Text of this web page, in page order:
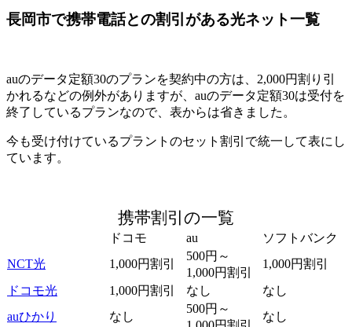
長岡市で携帯電話との割引がある光ネット一覧
auのデータ定額30のプランを契約中の方は、2,000円割り引
かれるなどの例外がありますが、auのデータ定額30は受付を
終了しているプランなので、表からは省きました。
今も受け付けているプラントのセット割引で統一して表にし
ています。
携帯割引の一覧
ドコモ au
ソフトバンク
NCT光
1,000円割引
500円～
1,000円割引
1,000円割引
ドコモ光
1,000円割引 なし
なし
auひかり
なし
500円～
なし